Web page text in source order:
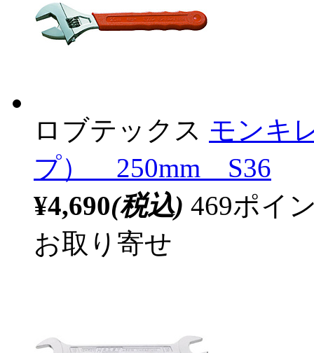
ロブテックス モンキ
プ） 250mm S36
¥4,690(税込) 469ポイ
お取り寄せ